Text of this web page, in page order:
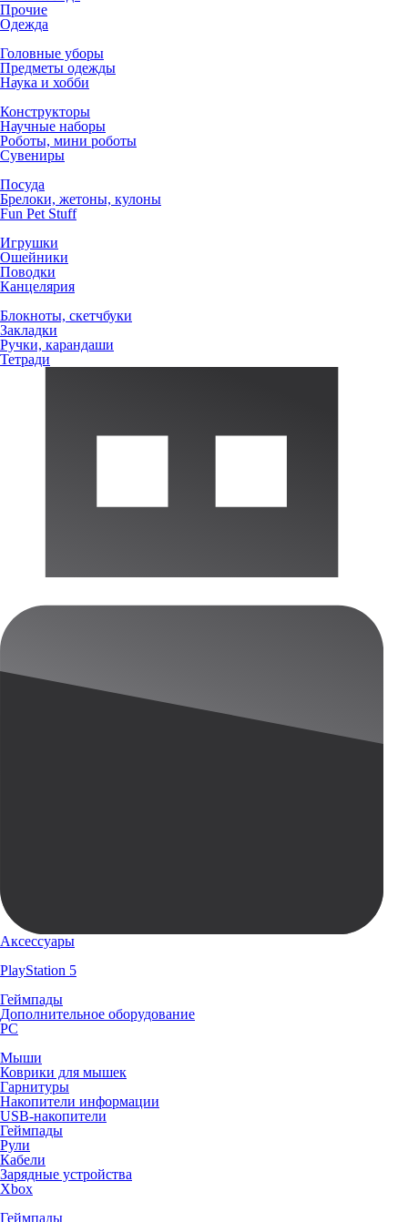
Прочие
Одежда
Головные уборы
Предметы одежды
Наука и хобби
Конструкторы
Научные наборы
Роботы, мини роботы
Сувениры
Посуда
Брелоки, жетоны, кулоны
Fun Pet Stuff
Игрушки
Ошейники
Поводки
Канцелярия
Блокноты, скетчбуки
Закладки
Ручки, карандаши
Тетради
Аксессуары
PlayStation 5
Геймпады
Дополнительное оборудование
PC
Мыши
Коврики для мышек
Гарнитуры
Накопители информации
USB-накопители
Геймпады
Рули
Кабели
Зарядные устройства
Xbox
Геймпады